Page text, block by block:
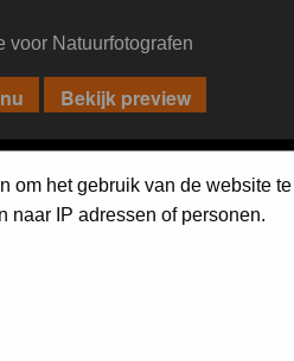
voor Natuurfotografen
om het gebruik van de website te
naar IP adressen of personen.